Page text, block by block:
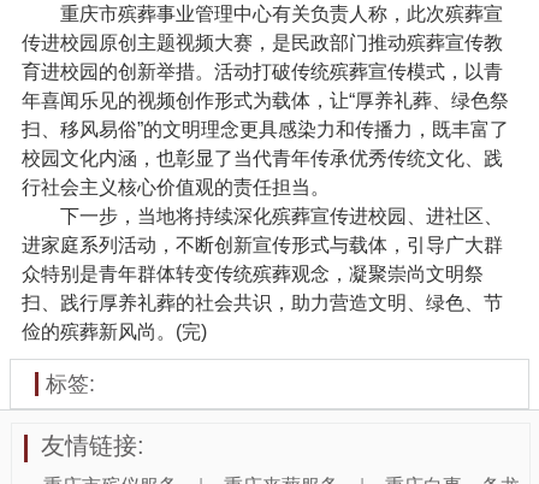
重庆市殡葬事业管理中心有关负责人称，此次殡葬宣
传进校园原创主题视频大赛，是民政部门推动殡葬宣传教
育进校园的创新举措。活动打破传统殡葬宣传模式，以青
年喜闻乐见的视频创作形式为载体，让“厚养礼葬、绿色祭
扫、移风易俗”的文明理念更具感染力和传播力，既丰富了
校园文化内涵，也彰显了当代青年传承优秀传统文化、践
行社会主义核心价值观的责任担当。
下一步，当地将持续深化殡葬宣传进校园、进社区、
进家庭系列活动，不断创新宣传形式与载体，引导广大群
众特别是青年群体转变传统殡葬观念，凝聚崇尚文明祭
扫、践行厚养礼葬的社会共识，助力营造文明、绿色、节
俭的殡葬新风尚。(完)
标签:
友情链接: